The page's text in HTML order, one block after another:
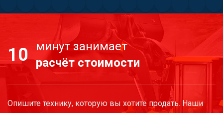
10
минут занимает
расчёт стоимости
Опишите технику, которую вы хотите продать. Наши